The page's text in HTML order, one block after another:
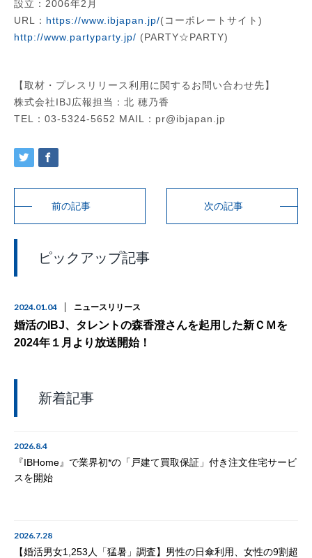
設立：2006年2月
URL： https://www.ibjapan.jp/(コーポレートサイト)
http://www.partyparty.jp/ (PARTY☆PARTY)
【取材・プレスリリース利用に関するお問い合わせ先】
株式会社IBJ広報担当：北 穂乃香
TEL：03-5324-5652 MAIL：pr@ibjapan.jp
前の記事 次の記事
ピックアップ記事
2024.01.04 ニュースリリース
婚活のIBJ、タレントの森香澄さんを起用した新ＣＭを
2024年１月より放送開始！
新着記事
2026.8.4
『IBHome』で業界初*の「戸建て買取保証」付き注文住宅サービ
スを開始
2026.7.28
【婚活男女1,253人「猛暑」調査】男性の日傘利用、女性の9割超